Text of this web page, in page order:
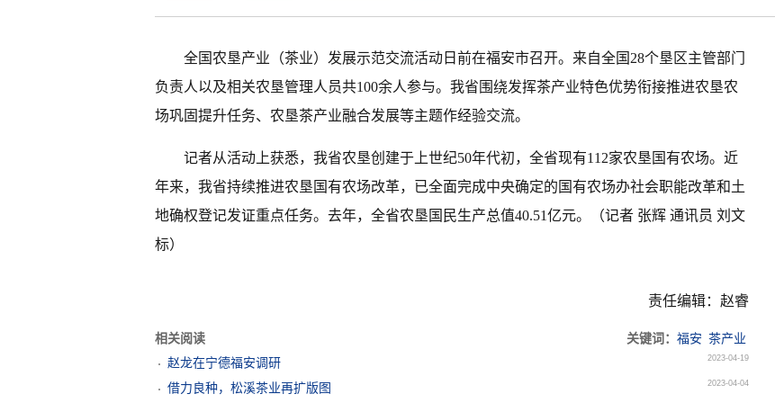
全国农垦产业（茶业）发展示范交流活动日前在福安市召开。来自全国28个垦区主管部门
负责人以及相关农垦管理人员共100余人参与。我省围绕发挥茶产业特色优势衔接推进农垦农
场巩固提升任务、农垦茶产业融合发展等主题作经验交流。
记者从活动上获悉，我省农垦创建于上世纪50年代初，全省现有112家农垦国有农场。近
年来，我省持续推进农垦国有农场改革，已全面完成中央确定的国有农场办社会职能改革和土
地确权登记发证重点任务。去年，全省农垦国民生产总值40.51亿元。（记者 张辉 通讯员 刘文
标）
责任编辑：赵睿
相关阅读 关键词： 福安 茶产业
赵龙在宁德福安调研
2023-04-19
借力良种，松溪茶业再扩版图 2023-04-04